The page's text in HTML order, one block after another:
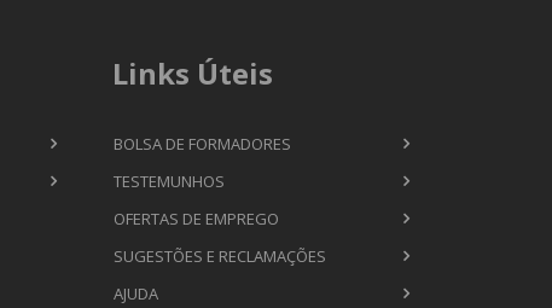
Links Úteis
BOLSA DE FORMADORES
TESTEMUNHOS
OFERTAS DE EMPREGO
SUGESTÕES E RECLAMAÇÕES
AJUDA